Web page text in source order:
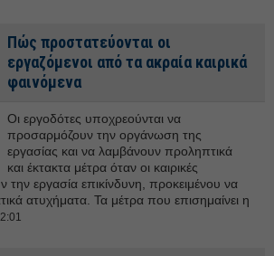
Πώς προστατεύονται οι
εργαζόμενοι από τα ακραία καιρικά
φαινόμενα
Οι εργοδότες υποχρεούνται να
προσαρμόζουν την οργάνωση της
εργασίας και να λαμβάνουν προληπτικά
και έκτακτα μέτρα όταν οι καιρικές
την εργασία επικίνδυνη, προκειμένου να
ατυχήματα. Τα μέτρα που επισημαίνει η